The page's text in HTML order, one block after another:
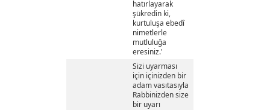
hatırlayarak
şükredin ki,
kurtuluşa ebedî
nimetlerle
mutluluğa
eresiniz.'
Sizi uyarması
için içinizden bir
adam vasıtasıyla
Rabbinizden size
bir uyarı